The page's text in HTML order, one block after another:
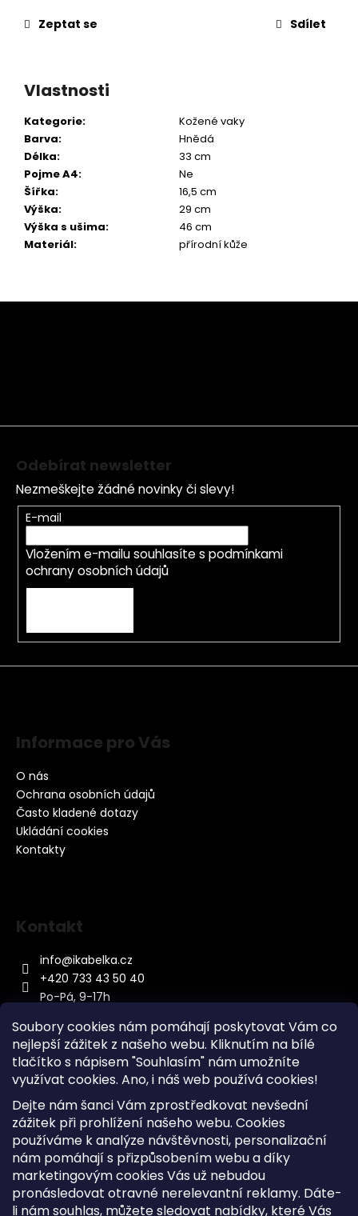
Soubory cookies nám pomáhají poskytovat Vám co
nejlepší zážitek z našeho webu. Kliknutím na bílé
tlačítko s nápisem "Souhlasím" nám umožníte
využívat cookies. Ano, i náš web používá cookies!
Dejte nám šanci Vám zprostředkovat nevšední
zážitek při prohlížení našeho webu. Cookies
používáme k analýze návštěvnosti, personalizační
nám pomáhají s přizpůsobením webu a díky
marketingovým cookies Vás už nebudou
pronásledovat otravné nerelevantní reklamy. Dáte-
li nám souhlas, můžete sledovat nabídky, které Vás
Zeptat se Sdílet
Vlastnosti
Kategorie:
Kožené vaky
Barva:
Hnědá
Délka:
33 cm
Pojme A4:
Ne
Šířka:
16,5 cm
Výška:
29 cm
Výška s ušima:
46 cm
Materiál: přírodní kůže
Z
Odebírat newsletter
Nezmeškejte žádné novinky či slevy!
E-mail
Vložením e-mailu souhlasíte s podmínkami
ochrany osobních údajů
Informace pro Vás
O nás
Ochrana osobních údajů
Často kladené dotazy
Ukládání cookies
Kontakty
Kontakt
info@ikabelka.cz
+420 733 43 50 40
Po-Pá, 9-17h
Kontakt
Sitemap
Doprava a Platba
Reklamace Zboží
Obchodní podmínky